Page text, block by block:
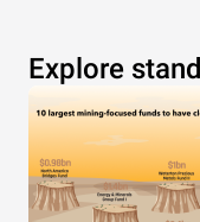
Explore